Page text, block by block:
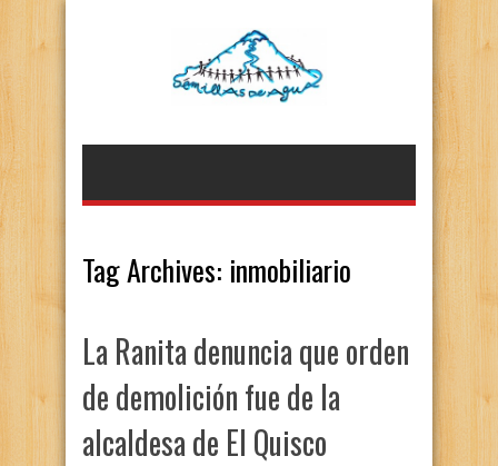
Tag Archives: inmobiliario
La Ranita denuncia que orden
de demolición fue de la
alcaldesa de El Quisco